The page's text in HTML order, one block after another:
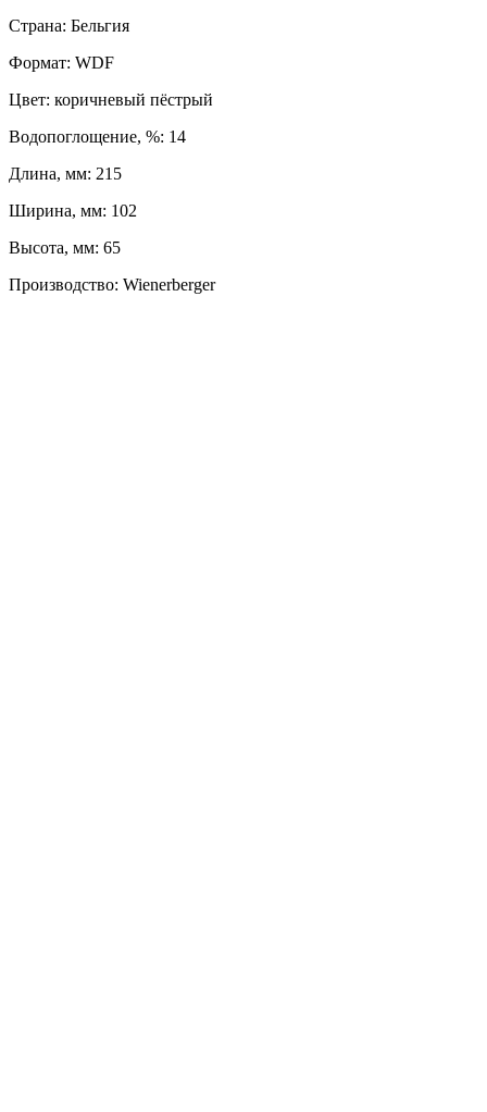
Страна: Бельгия
Формат: WDF
Цвет: коричневый пёстрый
Водопоглощение, %: 14
Длина, мм: 215
Ширина, мм: 102
Высота, мм: 65
Производство: Wienerberger